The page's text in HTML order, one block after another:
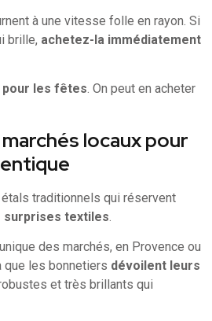
à une vitesse folle en rayon. Si
brille, achetez-la immédiatement
les fêtes. On peut en acheter
locaux pour
étals traditionnels qui réservent
surprises textiles
des marchés, en Provence ou
que les bonnetiers dévoilent leurs
et très brillants qui